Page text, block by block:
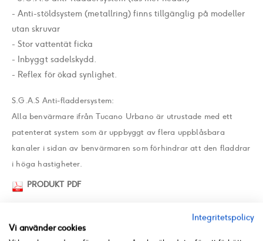
- Anti-stöldsystem (metallring) finns tillgänglig på modeller
utan skruvar
- Stor vattentät ficka
- Inbyggt sadelskydd.
- Reflex för ökad synlighet.
S.G.A.S Anti-fladdersystem:
Alla benvärmare ifrån Tucano Urbano är utrustade med ett
patenterat system som är uppbyggt av flera uppblåsbara
kanaler i sidan av benvärmaren som förhindrar att den fladdrar
i höga hastigheter.
PRODUKT PDF
Integritetspolicy
Vi använder cookies